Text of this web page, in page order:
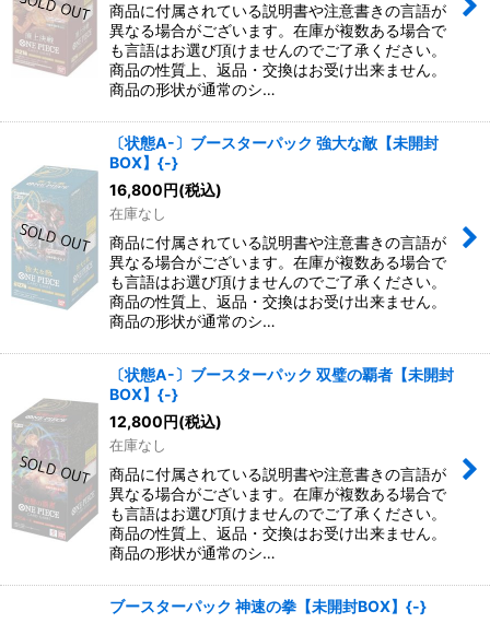
商品に付属されている説明書や注意書きの言語が
異なる場合がございます。在庫が複数ある場合で
も言語はお選び頂けませんのでご了承ください。
商品の性質上、返品・交換はお受け出来ません。
商品の形状が通常のシ…
〔状態A-〕ブースターパック 強大な敵【未開封
BOX】{-}
16,800円(税込)
在庫なし
商品に付属されている説明書や注意書きの言語が
異なる場合がございます。在庫が複数ある場合で
も言語はお選び頂けませんのでご了承ください。
商品の性質上、返品・交換はお受け出来ません。
商品の形状が通常のシ…
〔状態A-〕ブースターパック 双璧の覇者【未開封
BOX】{-}
12,800円(税込)
在庫なし
商品に付属されている説明書や注意書きの言語が
異なる場合がございます。在庫が複数ある場合で
も言語はお選び頂けませんのでご了承ください。
商品の性質上、返品・交換はお受け出来ません。
商品の形状が通常のシ…
ブースターパック 神速の拳【未開封BOX】{-}